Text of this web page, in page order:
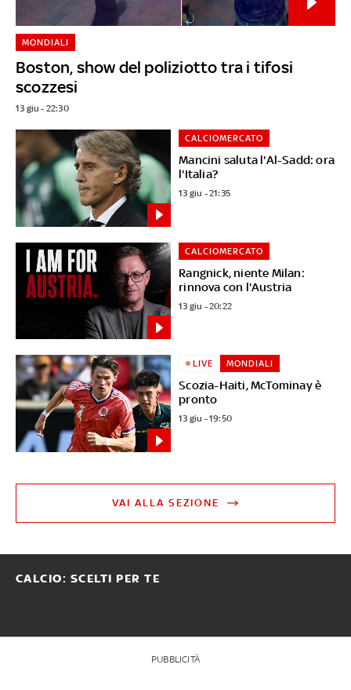
Boston, show del poliziotto tra i tifosi
scozzesi
MONDIALI
13 giu - 22:30
Mancini saluta l'Al-Sadd: ora
l'Italia?
CALCIOMERCATO
13 giu - 21:35
Rangnick, niente Milan:
rinnova con l'Austria
CALCIOMERCATO
13 giu - 20:22
Scozia-Haiti, McTominay è
pronto
LIVE MONDIALI
13 giu - 19:50
VAI ALLA SEZIONE
CALCIO: SCELTI PER TE
PUBBLICITÀ